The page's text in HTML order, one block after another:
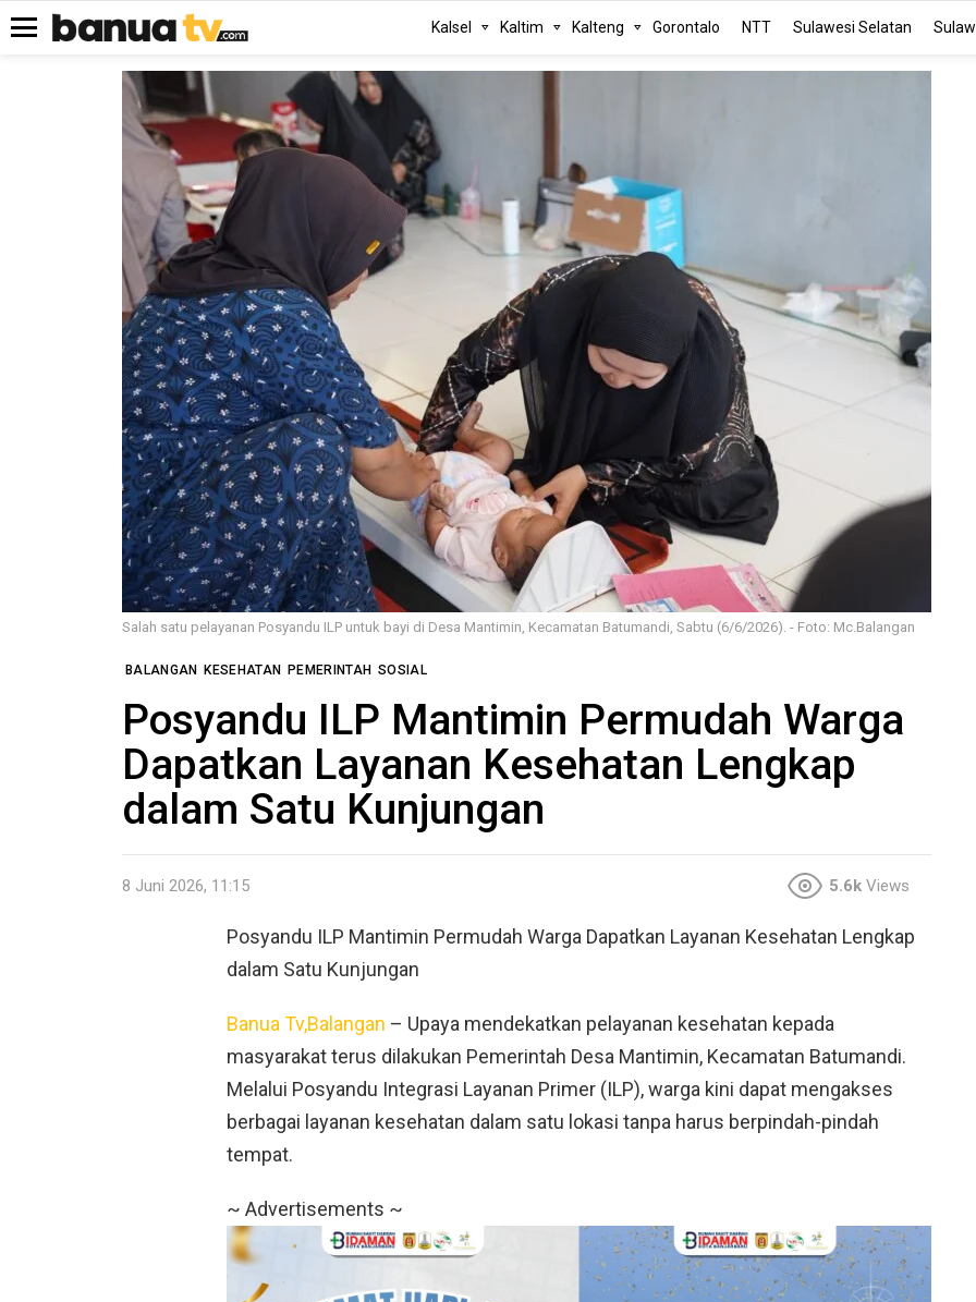
Kalsel Kaltim Kalteng Gorontalo NTT Sulawesi Selatan
Salah satu pelayanan Posyandu ILP untuk bayi di Desa Mantimin, Kecamatan Batumandi, Sabtu (6/6/2026). - Foto: Mc.Balangan
BALANGAN KESEHATAN PEMERINTAH SOSIAL
Posyandu ILP Mantimin Permudah Warga
Dapatkan Layanan Kesehatan Lengkap
dalam Satu Kunjungan
8 Juni 2026, 11:15 5.6k Views
Posyandu ILP Mantimin Permudah Warga Dapatkan Layanan Kesehatan Lengkap
dalam Satu Kunjungan
Banua Tv,Balangan – Upaya mendekatkan pelayanan kesehatan kepada
masyarakat terus dilakukan Pemerintah Desa Mantimin, Kecamatan Batumandi.
Melalui Posyandu Integrasi Layanan Primer (ILP), warga kini dapat mengakses
berbagai layanan kesehatan dalam satu lokasi tanpa harus berpindah-pindah
tempat.
~ Advertisements ~